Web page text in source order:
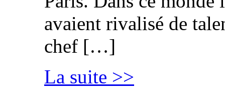
avaient rivalisé de
chef […]
La suite >>